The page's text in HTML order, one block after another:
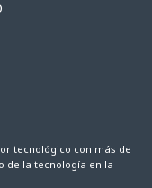
tecnológico con más de
de la tecnología en la